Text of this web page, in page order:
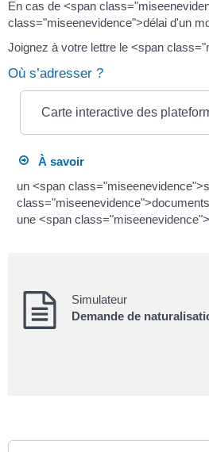
En cas de <span
class="miseenevidence">délai d'un
Joignez à votre lettre le <span
Où s’adresser ?
Carte interactive des
À savoir
un <span
une <span
Simulateur
Demande de